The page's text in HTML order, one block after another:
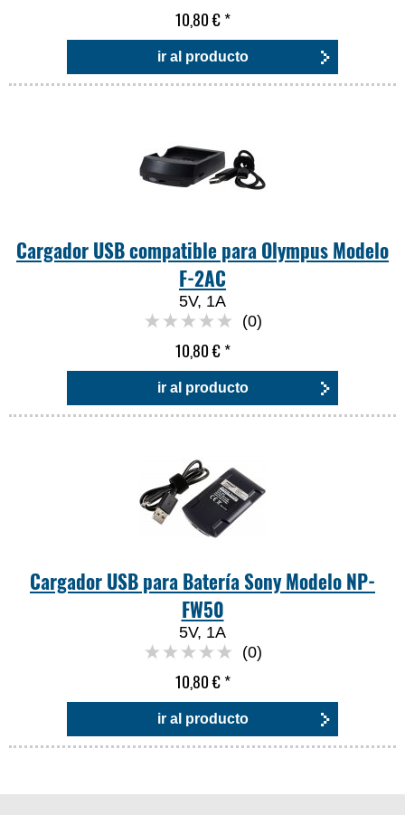
10,80 €*
ir al producto
Cargador USB compatible para Olympus Modelo
F-2AC
5V, 1A
(0)
10,80 €*
ir al producto
Cargador USB para Batería Sony Modelo NP-
FW50
5V, 1A
(0)
10,80 €*
ir al producto